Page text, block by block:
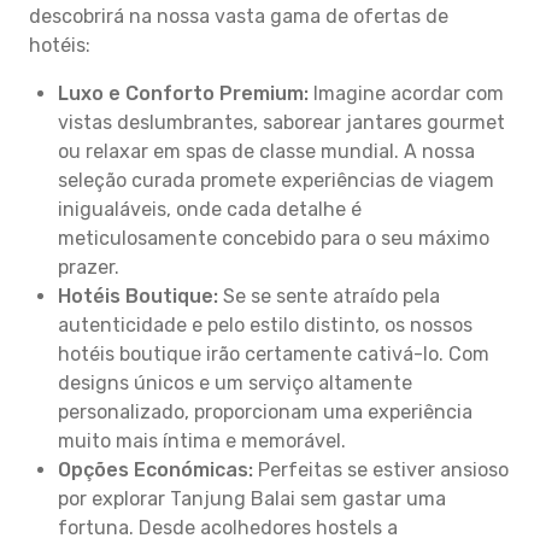
descobrirá na nossa vasta gama de ofertas de
hotéis:
Luxo e Conforto Premium: Imagine acordar com
vistas deslumbrantes, saborear jantares gourmet
ou relaxar em spas de classe mundial. A nossa
seleção curada promete experiências de viagem
inigualáveis, onde cada detalhe é
meticulosamente concebido para o seu máximo
prazer.
Hotéis Boutique: Se se sente atraído pela
autenticidade e pelo estilo distinto, os nossos
hotéis boutique irão certamente cativá-lo. Com
designs únicos e um serviço altamente
personalizado, proporcionam uma experiência
muito mais íntima e memorável.
Opções Económicas: Perfeitas se estiver ansioso
por explorar Tanjung Balai sem gastar uma
fortuna. Desde acolhedores hostels a